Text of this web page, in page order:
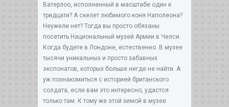
Ватерлоо, исполненный в масштабе один к
тридцати? А скелет любимого коня Наполеона?
Неужели нет? Тогда вы просто обязаны
посетить Национальный музей Армии в Челси.
Когда будете в Лондоне, естественно. В музее
тысячи уникальных и просто забавных
экспонатов, которых больше нигде не найти. А
уж познакомиться с историей британского
солдата, если вам это интересно, удастся
только там. К тому же этой зимой в музее